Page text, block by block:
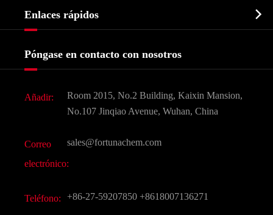
Bioquímico
Agroquímicos e intermedios
Ingredientes Cosméticos
Sabores y fragancias
CAS químico
Todos los productos químicos finos
Historia de la empresa
Enlaces rápidos 
Preguntas frecuentes (FAQ)
Póngase en contacto con nosotros
Añadir:
Room 2015, No.2 Building, Kaixin Mansion,
No.107 Jinqiao Avenue, Wuhan, China
Correo
electrónico:
sales@fortunachem.com
Teléfono: +86-27-59207850 +8618007136271